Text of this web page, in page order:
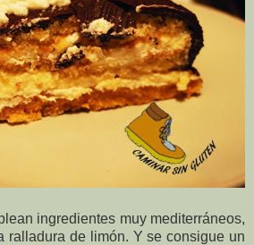
ingredientes muy mediterráneos,
ralladura de limón. Y se consigue un